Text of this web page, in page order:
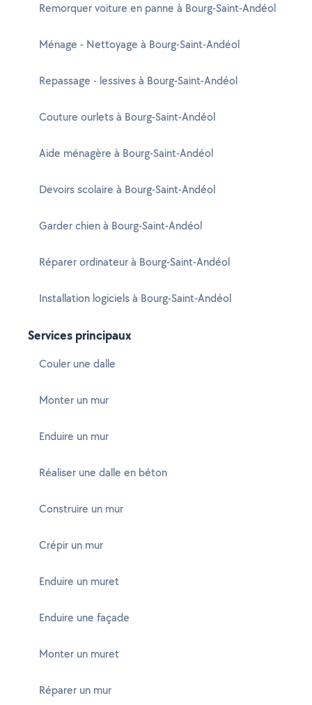
Remorquer voiture en panne à Bourg-Saint-Andéol
Ménage - Nettoyage à Bourg-Saint-Andéol
Repassage - lessives à Bourg-Saint-Andéol
Couture ourlets à Bourg-Saint-Andéol
Aide ménagère à Bourg-Saint-Andéol
Devoirs scolaire à Bourg-Saint-Andéol
Garder chien à Bourg-Saint-Andéol
Réparer ordinateur à Bourg-Saint-Andéol
Installation logiciels à Bourg-Saint-Andéol
Services principaux
Couler une dalle
Monter un mur
Enduire un mur
Réaliser une dalle en béton
Construire un mur
Crépir un mur
Enduire un muret
Enduire une façade
Monter un muret
Réparer un mur